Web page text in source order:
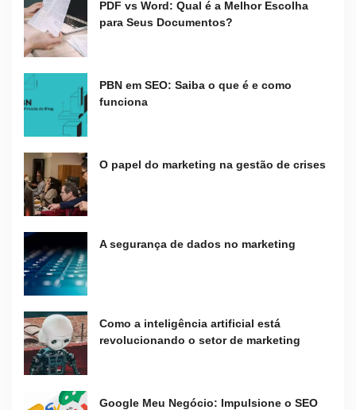
PDF vs Word: Qual é a Melhor Escolha
para Seus Documentos?
PBN em SEO: Saiba o que é e como
funciona
O papel do marketing na gestão de crises
A segurança de dados no marketing
Como a inteligência artificial está
revolucionando o setor de marketing
Google Meu Negócio: Impulsione o SEO